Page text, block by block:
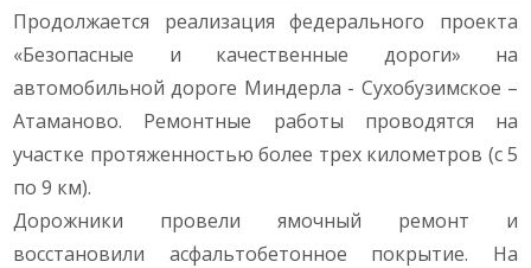
Продолжается реализация федерального проекта
«Безопасные и качественные дороги» на
автомобильной дороге Миндерла - Сухобузимское –
Атаманово. Ремонтные работы проводятся на
участке протяженностью более трех километров (с 5
по 9 км).
Дорожники провели ямочный ремонт и
восстановили асфальтобетонное покрытие. На